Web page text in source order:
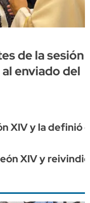
de la sesión
enviado del
XIV y la definió
XIV y